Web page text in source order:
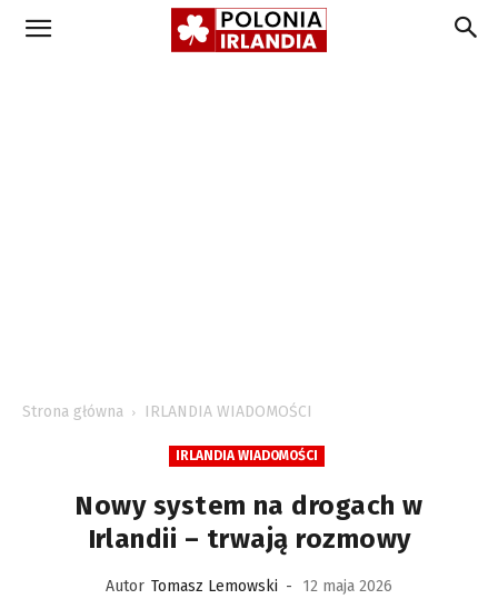
Strona główna IRLANDIA WIADOMOŚCI
IRLANDIA WIADOMOŚCI
Nowy system na drogach w
Irlandii – trwają rozmowy
Autor Tomasz Lemowski - 12 maja 2026